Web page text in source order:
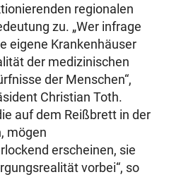
regionalen
zu. „Wer infrage
eigene Krankenhäuser
der medizinischen
der Menschen“,
Christian Toth.
auf dem Reißbrett in der
mögen
erscheinen, sie
vorbei“, so